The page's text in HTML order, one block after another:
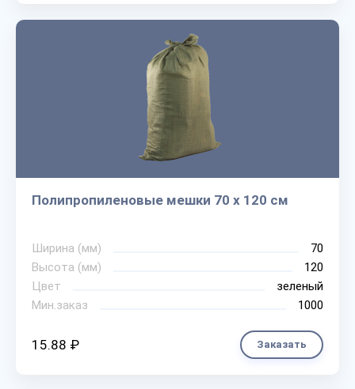
Полипропиленовые мешки 70 х 120 см
Ширина (мм)
70
Высота (мм)
120
Цвет
зеленый
Мин.заказ
1000
15.88 ₽ Заказать